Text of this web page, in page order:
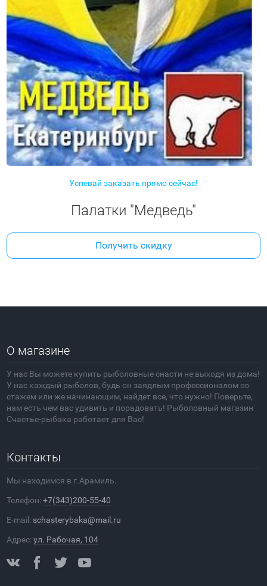
Успевай заказать прямо сейчас!
Палатки "Медведь"
Получить скидку
О магазине
У нас Вы можете купить рыболовные снасти не выходя из дома!
У нас каждый рыболов, будь он заядлым профессионалом со
стажем или же начинающим, найдет все, что нужно! Поверьте,
нам есть чем вас удивить и порадовать! Рыболовный магазин
Счастье-рыбака работает для Вас!
Контакты
Мы находимся в г.Арамиль.
Телефон:+7(343)200-55-40
E-mail: schasterybaka@mail.ru
Адрес:ул. Рабочая, 104